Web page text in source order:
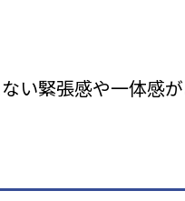
い緊張感や一体感